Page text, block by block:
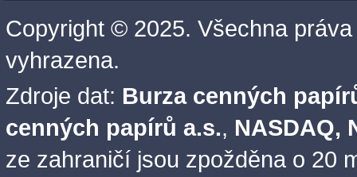
Copyright © 2025. Všechna práva
vyhrazena.
Zdroje dat: Burza cenných
cenných papírů a.s., NASDAQ,
ze zahraničí jsou zpožděna o 20